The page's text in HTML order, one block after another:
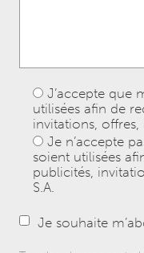
J’accepte que
utilisées afin de
invitations, offres,
Je n’accepte
soient utilisées
publicités,
S.A.
Je souhaite